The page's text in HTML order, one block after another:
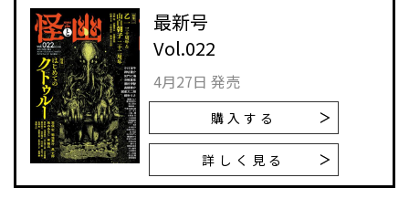
最新号
Vol.022
4月27日 発売
購入する
詳しく見る